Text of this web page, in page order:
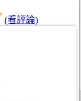
(看評論)